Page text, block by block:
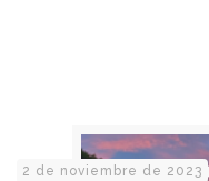
2 de noviembre de 2023